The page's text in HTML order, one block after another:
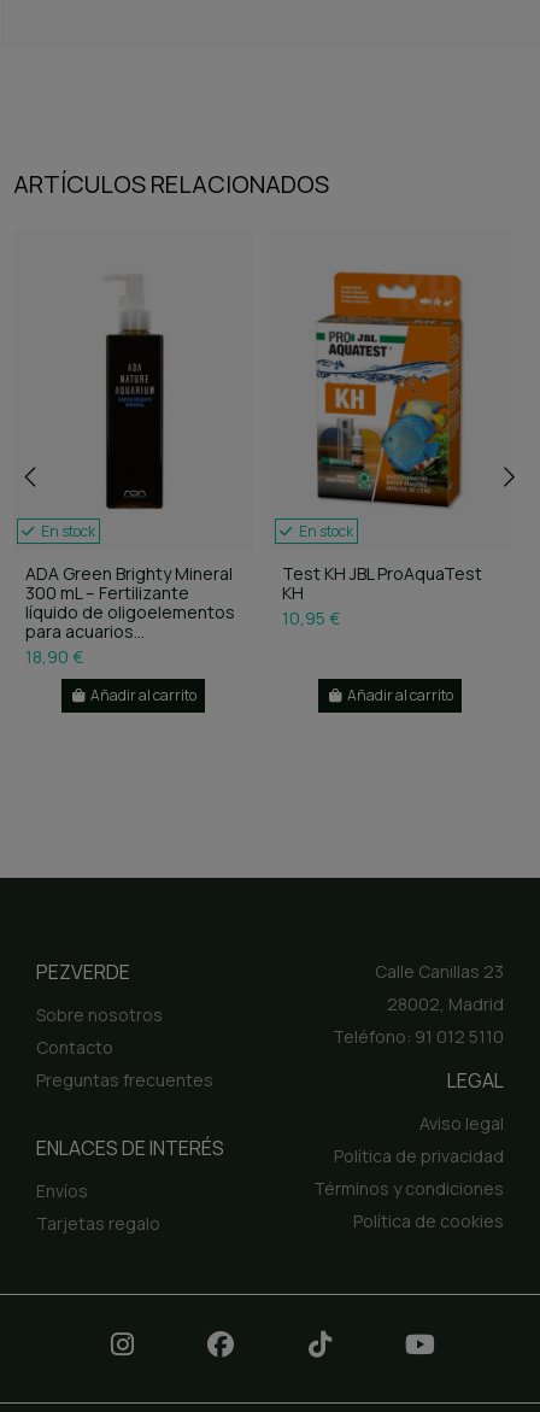
ARTÍCULOS RELACIONADOS
En stock
ADA Green Brighty Mineral
300 mL – Fertilizante
líquido de oligoelementos
para acuarios...
18,90 €
Añadir al carrito
En stock
Test KH JBL ProAquaTest
KH
10,95 €
Añadir al carrito
PEZVERDE
Sobre nosotros
Contacto
Preguntas frecuentes
ENLACES DE INTERÉS
Envíos
Tarjetas regalo
Calle Canillas 23
28002, Madrid
Teléfono: 91 012 5110
LEGAL
Aviso legal
Política de privacidad
Términos y condiciones
Política de cookies